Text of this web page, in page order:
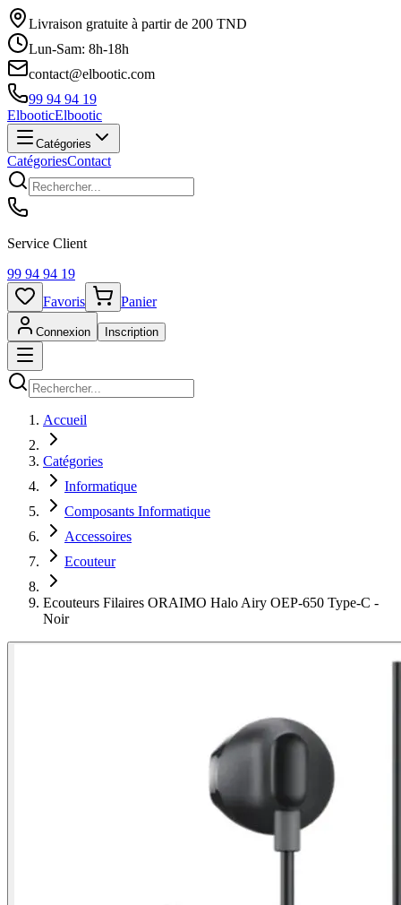
Livraison gratuite à partir de 200 TND
Lun-Sam: 8h-18h
contact@elbootic.com
99 94 94 19
ElbooticElbootic
Catégories
CatégoriesContact
Service Client
99 94 94 19
Favoris
Panier
Connexion Inscription
Accueil
Catégories
Informatique
Composants Informatique
Accessoires
Ecouteur
Ecouteurs Filaires ORAIMO Halo Airy OEP-650 Type-C -
Noir